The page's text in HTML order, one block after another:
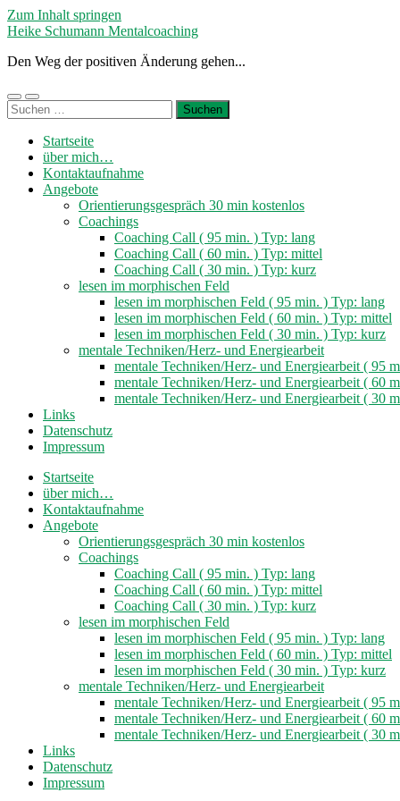
Zum Inhalt springen
Heike Schumann Mentalcoaching
Den Weg der positiven Änderung gehen...
Mobile-
Menü
Suchfeld
ein-/ausblenden
Suchen
nach:
Startseite
über mich…
Kontaktaufnahme
Angebote
Orientierungsgespräch 30 min kostenlos
Coachings
Coaching Call ( 95 min. ) Typ: lang
Coaching Call ( 60 min. ) Typ: mittel
Coaching Call ( 30 min. ) Typ: kurz
lesen im morphischen Feld
lesen im morphischen Feld ( 95 min. ) Typ: lang
lesen im morphischen Feld ( 60 min. ) Typ: mittel
lesen im morphischen Feld ( 30 min. ) Typ: kurz
mentale Techniken/Herz- und Energiearbeit
mentale Techniken/Herz- und Energiearbeit ( 95
mentale Techniken/Herz- und Energiearbeit ( 60
mentale Techniken/Herz- und Energiearbeit ( 30
Links
Datenschutz
Impressum
Startseite
über mich…
Kontaktaufnahme
Angebote
Orientierungsgespräch 30 min kostenlos
Coachings
Coaching Call ( 95 min. ) Typ: lang
Coaching Call ( 60 min. ) Typ: mittel
Coaching Call ( 30 min. ) Typ: kurz
lesen im morphischen Feld
lesen im morphischen Feld ( 95 min. ) Typ: lang
lesen im morphischen Feld ( 60 min. ) Typ: mittel
lesen im morphischen Feld ( 30 min. ) Typ: kurz
mentale Techniken/Herz- und Energiearbeit
mentale Techniken/Herz- und Energiearbeit ( 95
mentale Techniken/Herz- und Energiearbeit ( 60
mentale Techniken/Herz- und Energiearbeit ( 30
Links
Datenschutz
Impressum